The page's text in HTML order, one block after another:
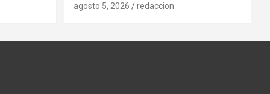
agosto 5, 2026 redaccion